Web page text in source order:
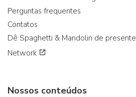
Perguntas frequentes
Contatos
Dê Spaghetti & Mandolin de presente
Network
Nossos conteúdos